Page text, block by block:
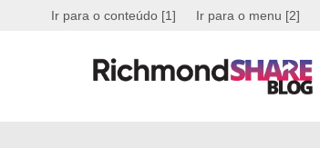
Ir para o conteúdo [1] Ir para o menu [2]